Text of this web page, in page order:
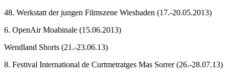
48. Werkstatt der jungen Filmszene Wiesbaden (17.-20.05.2013)
6. OpenAir Moabinale (15.06.2013)
Wendland Shorts (21.-23.06.13)
8. Festival International de Curtmetratges Mas Sorrer (26.-28.07.13)